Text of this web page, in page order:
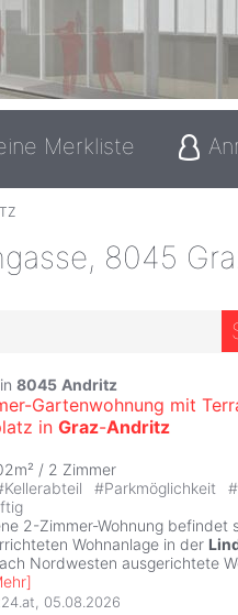
Merkliste
8045
8045 Andritz
Gartenwohnung mit
in Graz-Andritz
/ 2 Zimmer
Kellerabteil #Parkmöglichkeit #
2-Zimmer-Wohnung befindet
Wohnanlage in der
Nordwesten ausgerichtete
]
05.08.2026